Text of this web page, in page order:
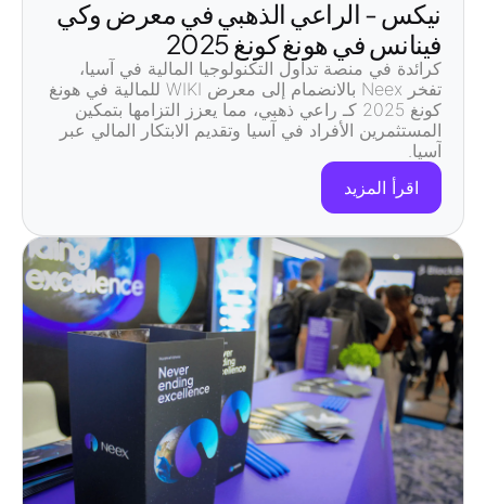
نيكس - الراعي الذهبي في معرض وكي
فينانس في هونغ كونغ 2025
كرائدة في منصة تداول التكنولوجيا المالية في آسيا،
تفخر Neex بالانضمام إلى
معرض WIKI للمالية في هونغ
كونغ 2025
كـ راعي ذهبي، مما يعزز التزامها بتمكين
المستثمرين الأفراد في آسيا وتقديم الابتكار المالي عبر
آسيا.
اقرأ المزيد